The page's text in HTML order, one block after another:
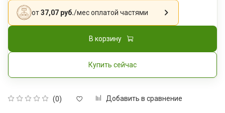
(0) Добавить в сравнение
от37,07 руб./месоплатой частями
В корзину
Купить сейчас